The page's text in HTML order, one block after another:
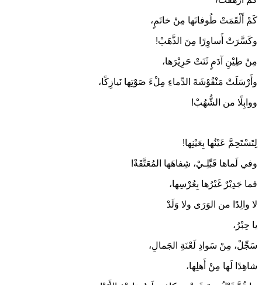
كَمْ أَلْقَمَتْ طُوفانَها مِنْ خاتَمٍ،
وكَسَّرَتْ أَساوِرًا مِنَ الذَّهَبْ!
مِنْ طِيْنِ آدَمٍ ثَنَتْ حَرِيْرَها،
وأَرْسَلَتْ مَنْقُوْشَةَ الدِّماءِ مِلْءَ صَوْتِها نَيازِكًا،
ووابِلًا من الشُّهُبْ!
لِتَسْتَحِمَّ عَيْنُها بِعَيْنِها!
وفي لَماها قَبِّلِـيْ، شِفاهَها المُعَتَّقَةْ!
فما جَدِيْرٌ غَيْرُها بِعُرْسِها،
لا والِدًا من الوَرَى ولا وَلَدْ
يا حِبْرُ،
سَجِّلْ، مِنْ سَوادِ لَعْنَةِ الجَمالِ،
شاهِدًا لَها مِنْ أَهلِها،